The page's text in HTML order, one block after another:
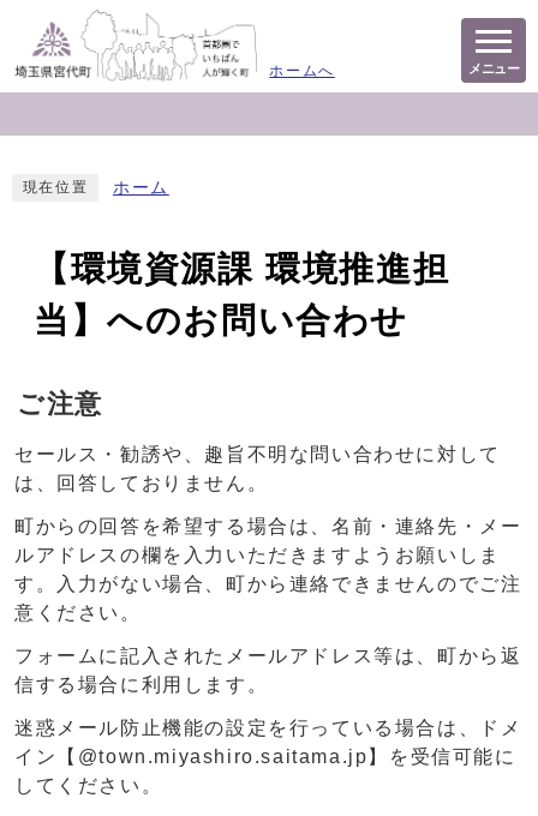
ホームへ メニュー
現在位置 ホーム
【環境資源課 環境推進担
当】へのお問い合わせ
ご注意
セールス・勧誘や、趣旨不明な問い合わせに対して
は、回答しておりません。
町からの回答を希望する場合は、名前・連絡先・メー
ルアドレスの欄を入力いただきますようお願いしま
す。入力がない場合、町から連絡できませんのでご注
意ください。
フォームに記入されたメールアドレス等は、町から返
信する場合に利用します。
迷惑メール防止機能の設定を行っている場合は、ドメ
イン【@town.miyashiro.saitama.jp】を受信可能に
してください。